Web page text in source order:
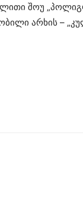
შოუ
არხის –